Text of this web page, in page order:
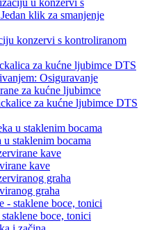
konzervi s kontroliranom
za kućne ljubimce DTS
staklenim bocama
kave
graha
boce, tonici